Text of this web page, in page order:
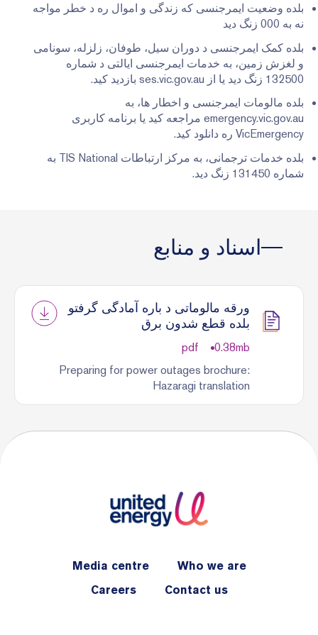
بلده وضعیت ایمرجنسی که زندگی و اموال ره د خطر مواجه
نه به 000 زنگ دید
بلده کمک ایمرجنسی د دوران سیل، طوفان، زلزله، سونامی
و لغزش زمین، به خدمات ایمرجنسی ایالتی د شماره
132500 زنگ دید یا از ses.vic.gov.au بازدید کید.
بلده مالومات ایمرجنسی و اخطار ها، به
emergency.vic.gov.au مراجعه کید یا برنامه کاربری
VicEmergency ره دانلود کید.
بلده خدمات ترجمانی، به مرکز ارتباطات TIS National به
شماره 131450 زنگ دید.
اسناد و منابع
ورقه مالوماتی د باره آمادگی گرفتو
بلده قطع شدون برق
0.38mb
pdf
Preparing for power outages brochure:
Hazaragi translation
Media centre Who we are
Careers Contact us